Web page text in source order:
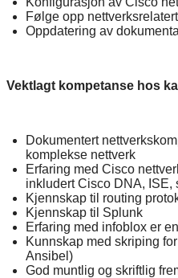
Følge opp
Oppdatering av
Vektlagt kompetanse hos
Dokumentert
komplekse nettverk
Erfaring med Cisco
inkludert Cisco DNA, ISE,
Kjennskap til routing
Kjennskap til Splunk
Erfaring med infoblox er
Kunnskap med skriping
Ansibel)
God muntlig og skriftlig